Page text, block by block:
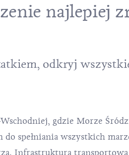
najlepiej
odkryj
gdzie Morze
spełniania wszystkich
Infrastruktura